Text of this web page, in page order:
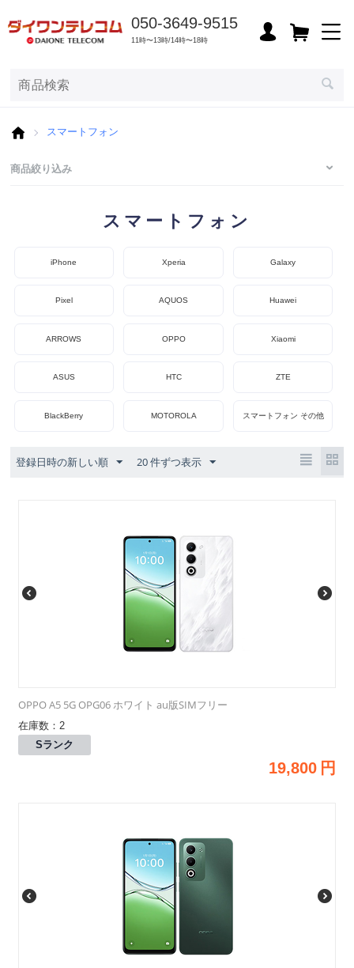
050-3649-9515
11時〜13時/14時〜18時
スマートフォン
商品絞り込み
スマートフォン
iPhone Xperia Galaxy
Pixel AQUOS Huawei
ARROWS OPPO Xiaomi
ASUS HTC ZTE
BlackBerry MOTOROLA スマートフォン その他
登録日時の新しい順 20 件ずつ表示
OPPO A5 5G OPG06 ホワイト au版SIMフリー
在庫数：2
Sランク
19,800 円